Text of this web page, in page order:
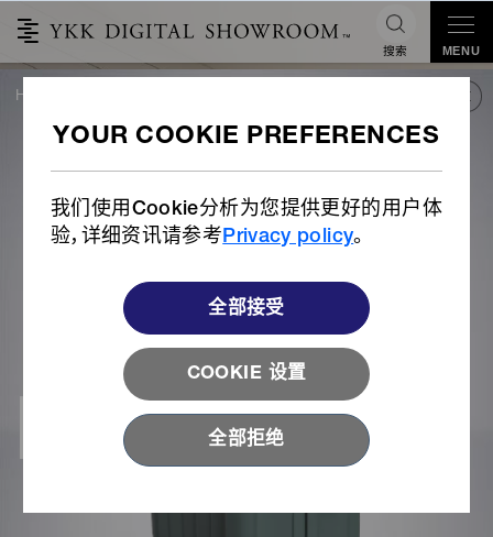
我们使用Cookie分析为您提供更好的用户体
验，详细资讯请参考Privacy policy。
COOKIE 设置
全部接受
全部拒绝
搜索 MENU
ITEM for
LUGGAGE
HOME